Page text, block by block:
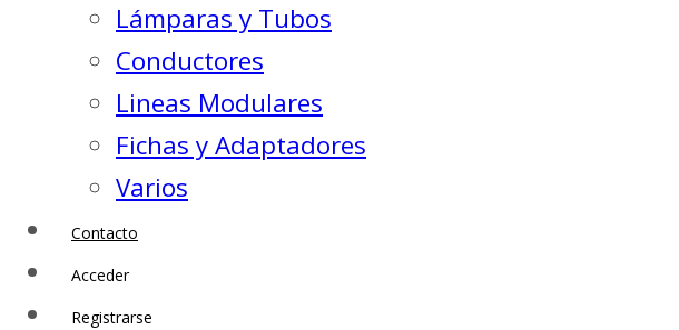
Lámparas y Tubos
Conductores
Lineas Modulares
Fichas y Adaptadores
Varios
Contacto
Acceder
Registrarse